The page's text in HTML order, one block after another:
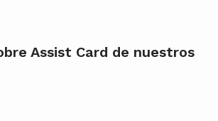
Assist Card de nuestros